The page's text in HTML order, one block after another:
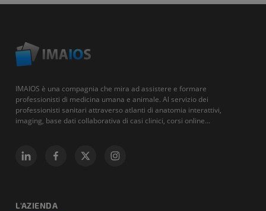
IMAIOS è una compagnia che mira ad assistere e formare
professionisti di medicina umana e animale. Al servizio dei
professionisti sanitari attraverso atlanti di anatomia interattivi,
imaging, base dati collaborativa di casi clinici, corsi online...
L'AZIENDA